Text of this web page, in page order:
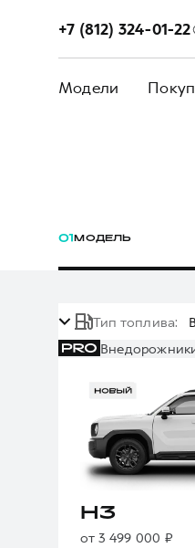
+7 (812) 324-01-22
Модели
01МОДЕЛЬ
Тип топлива:
H3
от 3 499 000 ₽